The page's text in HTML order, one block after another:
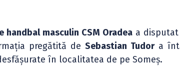
handbal masculin CSM Oradeaa disputat
pregătită deSebastian Tudora
în localitatea de pe Someș.